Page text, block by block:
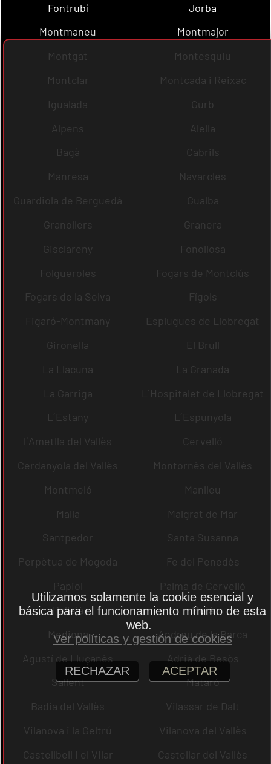
Fontrubí
Jorba
Montmaneu
Montmajor
Montgat
Montesquiu
Montclar
Montcada i Reixac
Igualada
Gurb
Alpens
Alella
Bagà
Cabrils
Manresa
Navarcles
Guardiola de Berguedà
Gualba
Granollers
Granera
Gisclareny
Fonollosa
Folgueroles
Fogars de Montclús
Fogars de la Selva
Fígols
Figaró-Montmany
Esplugues de Llobregat
Gironella
El Brull
La Llacuna
La Granada
La Garriga
L´Hospitalet de Llobregat
L´Estany
L´Espunyola
l´Ametlla del Vallès
Cervelló
Cerdanyola del Vallès
Montornès del Vallès
Montmeló
Manlleu
Malla
Malgrat de Mar
Santpedor
Santa Susanna
Perpètua de Mogoda
Fe del Penedès
Papiol
Palma de Cervelló
Pallejà
Moià
Mediona
Andreu de la Barca
Agustí de Lluçanès
Adrià de Besòs
Sallent
Mataró
Badia del Vallès
Vilassar de Dalt
Vilanova i la Geltrú
Vilanova del Vallès
Castellbell i el Vilar
Castellar del Vallès
Utilizamos solamente la cookie esencial y
básica para el funcionamiento mínimo de esta
web.
Ver políticas y gestión de cookies
RECHAZAR ACEPTAR